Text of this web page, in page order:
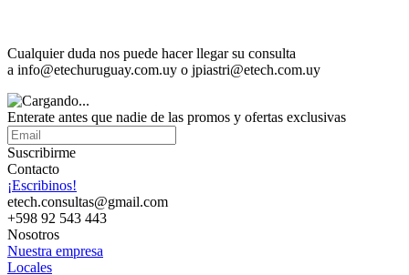
Cualquier duda nos puede hacer llegar su consulta
a info@etechuruguay.com.uy o jpiastri@etech.com.uy
Enterate antes que nadie de las promos y ofertas exclusivas
Suscribirme
Contacto
¡Escribinos!
etech.consultas@gmail.com
+598 92 543 443
Nosotros
Nuestra empresa
Locales